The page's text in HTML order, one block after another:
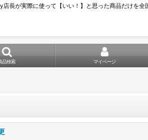
長が実際に使って【いい！】と思った商品だけを全
品検索 マイページ